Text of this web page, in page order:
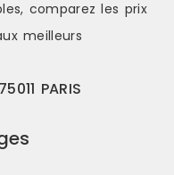
comparez les prix
meilleurs
PARIS